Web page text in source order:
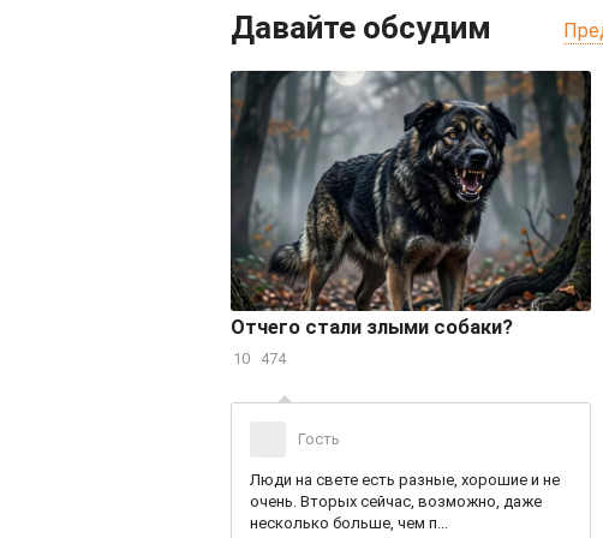
Давайте обсудим
Отчего стали злыми собаки?
10 474
Гость
Люди на свете есть разные, хорошие и не
очень. Вторых сейчас, возможно, даже
несколько больше, чем п...